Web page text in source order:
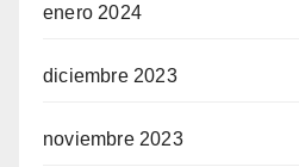
enero 2024
diciembre 2023
noviembre 2023